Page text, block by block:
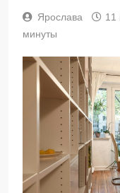
Ярослава 11
минуты